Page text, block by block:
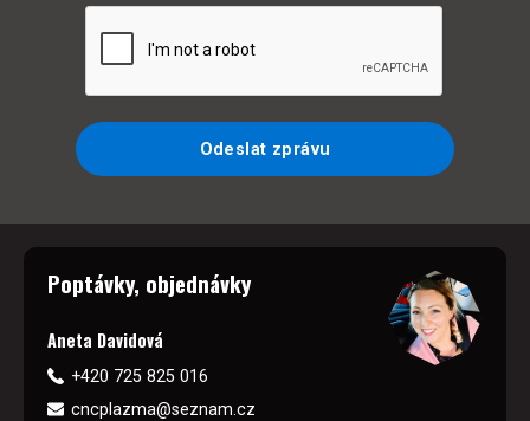
Odeslat zprávu
Poptávky, objednávky
Aneta Davidová
+420 725 825 016
cncplazma@seznam.cz